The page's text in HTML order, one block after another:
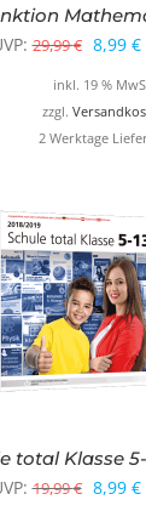
29,99€
Preis
war:
29,99
8,99 €
inkl. 19 %
zzgl.
2 Werktage
total Klasse 5-
19,99€ 8,99 €